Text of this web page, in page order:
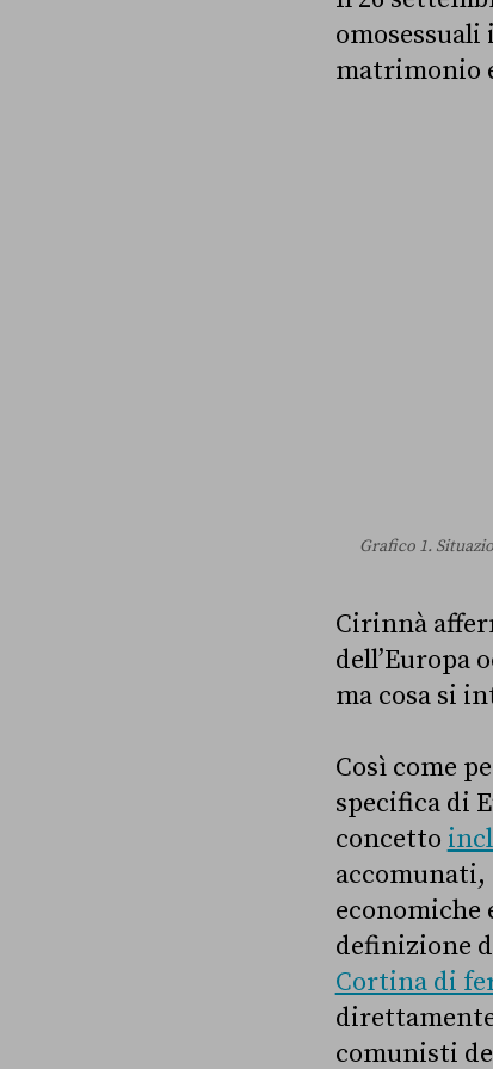
omosessuali
matrimonio
Grafico 1.
Cirinnà
dell’Europa
ma cosa si
Così come
specifica di
concetto
economiche
definizione
Cortina di
comunisti